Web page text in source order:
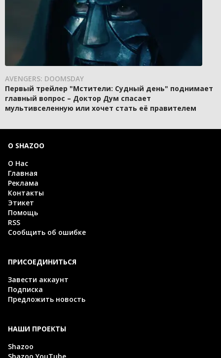
AVENGERS: DOOMSDAY
Первый трейлер "Мстители: Судный день" поднимает
главный вопрос – Доктор Дум спасает
мультивселенную или хочет стать её правителем
О SHAZOO
О Нас
Главная
Реклама
Контакты
Этикет
Помощь
RSS
Сообщить об ошибке
ПРИСОЕДИНИТЬСЯ
Завести аккаунт
Подписка
Предложить новость
НАШИ ПРОЕКТЫ
Shazoo